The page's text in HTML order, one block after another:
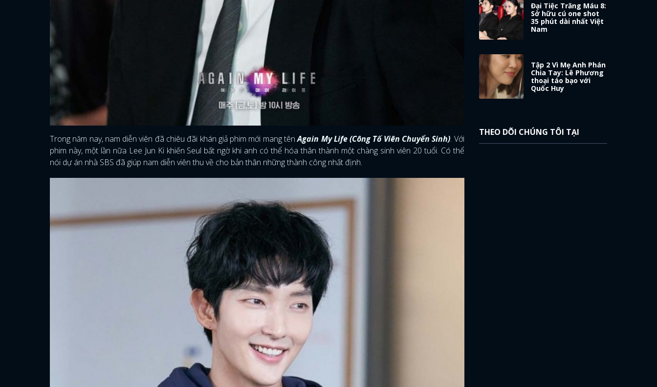
ĐĂNG NHẬP
FACEBOOK
Trong năm nay, nam diễn viên đã chiêu đãi khán giả phim mới mang tênAgain My Life (Công Tố Viên Chuyển Sinh). Với
phim này, một lần nữa Lee Jun Ki khiến Seul bất ngờ khi anh có thể hóa thân thành một chàng sinh viên 20 tuổi. Có thể
nói dự án nhà SBS đã giúp nam diễn viên thu về cho bản thân những thành công nhất định.
Đại Tiệc Trăng Máu 8:
Sở hữu cú one shot
35 phút dài nhất Việt
Nam
Tập 2 Vì Mẹ Anh Phán
Chia Tay: Lê Phương
thoại táo bạo với
Quốc Huy
THEO DÕI CHÚNG TÔI TẠI